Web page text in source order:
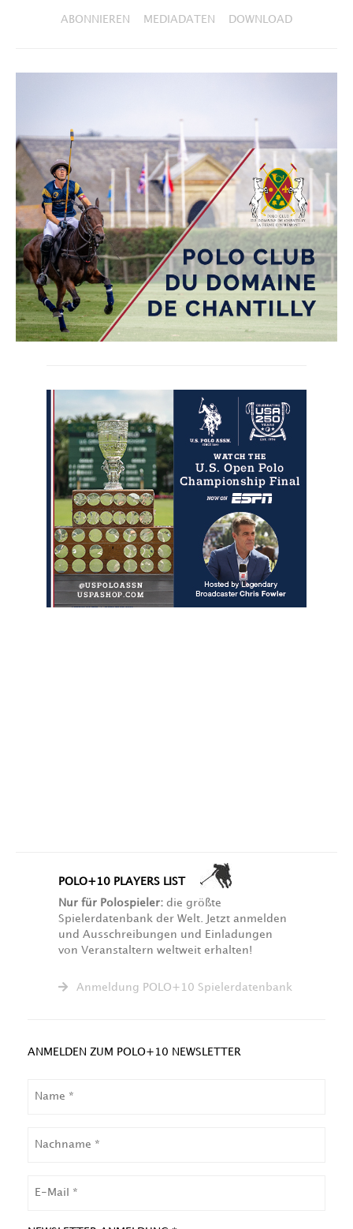
ABONNIEREN MEDIADATEN DOWNLOAD
POLO+10 PLAYERS LIST
Nur für Polospieler: die größte
Spielerdatenbank der Welt. Jetzt anmelden
und Ausschreibungen und Einladungen
von Veranstaltern weltweit erhalten!
Anmeldung POLO+10 Spielerdatenbank
ANMELDEN ZUM POLO+10 NEWSLETTER